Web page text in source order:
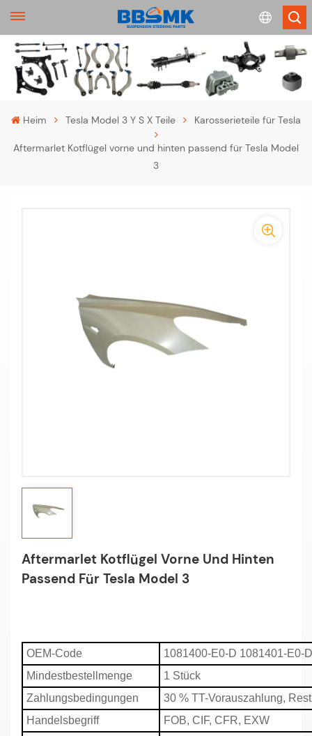
English
français
Deutsch
Heim Tesla Model 3 Y S X Teile Karosserieteile für Tesla
Aftermarlet Kotflügel vorne und hinten passend für Tesla Model
3
Aftermarlet Kotflügel Vorne Und Hinten
Passend Für Tesla Model 3
OEM-Code
1081400-E0-D 1081401-E0-D
Mindestbestellmenge
1 Stück
Zahlungsbedingungen
30 % TT-Vorauszahlung,
Handelsbegriff
FOB, CIF, CFR, EXW